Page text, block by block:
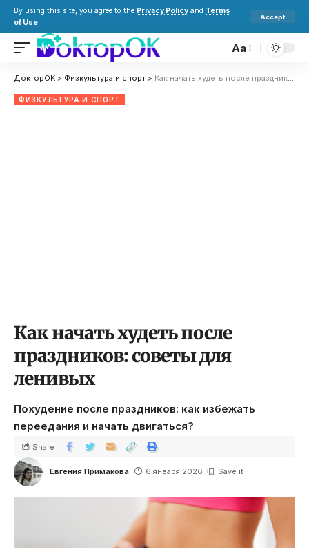
By using this site, you agree to the Privacy Policy and Terms
of Use.
Accept
Aa
ДокторОК > Физкультура и спорт > Как начать худеть после праздников: советы для ленивых
ФИЗКУЛЬТУРА И СПОРТ
Как начать худеть после
праздников: советы для
ленивых
Похудение после праздников: как избежать
переедания и начать двигаться?
Евгения Примакова 6 января 2026
Share